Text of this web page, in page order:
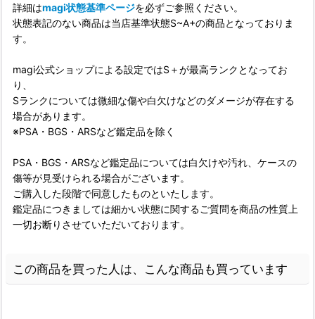
詳細はmagi状態基準ページを必ずご参照ください。
状態表記のない商品は当店基準状態S~A+の商品となっておりま
す。
magi公式ショップによる設定ではS＋が最高ランクとなってお
り、
Sランクについては微細な傷や白欠けなどのダメージが存在する
場合があります。
※PSA・BGS・ARSなど鑑定品を除く
PSA・BGS・ARSなど鑑定品については白欠けや汚れ、ケースの
傷等が見受けられる場合がございます。
ご購入した段階で同意したものといたします。
鑑定品につきましては細かい状態に関するご質問を商品の性質上
一切お断りさせていただいております。
この商品を買った人は、こんな商品も買っています